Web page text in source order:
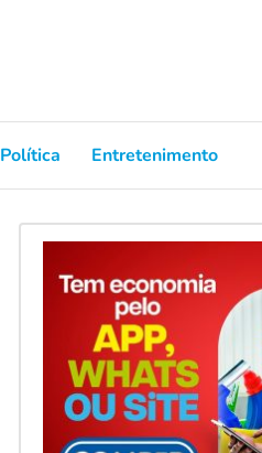
Política Entretenimento